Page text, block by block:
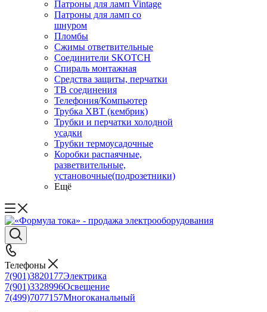
Патроны для ламп Vintage
Патроны для ламп со
шнуром
Пломбы
Сжимы ответвительные
Соединители SKOTCH
Спираль монтажная
Средства защиты, перчатки
ТВ соединения
Телефония/Компьютер
Трубка ХВТ (кембрик)
Трубки и перчатки холодной
усадки
Трубки термоусадочные
Коробки распаячные,
разветвительные,
установочные(подрозетники)
Ещё
Телефоны
7(901)3820177Электрика
7(901)3328996Освещение
7(499)7077157Многоканальный